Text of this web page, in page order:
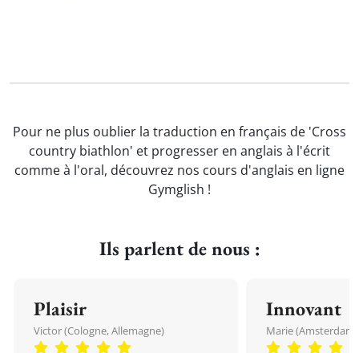
Pour ne plus oublier la traduction en français de 'Cross
country biathlon' et progresser en anglais à l'écrit
comme à l'oral, découvrez nos cours d'anglais en ligne
Gymglish !
Ils parlent de nous :
Plaisir
Victor (Cologne, Allemagne)
Innovant
Marie (Amsterdam,